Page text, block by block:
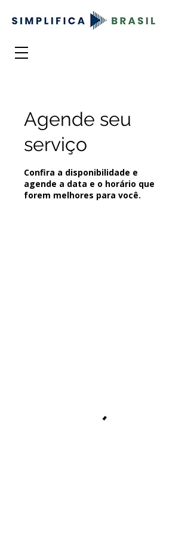
Agende seu
serviço
Confira a disponibilidade e
agende a data e o horário que
forem melhores para você.